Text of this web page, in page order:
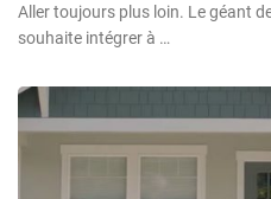
Aller toujours plus loin. Le géant
souhaite intégrer à …